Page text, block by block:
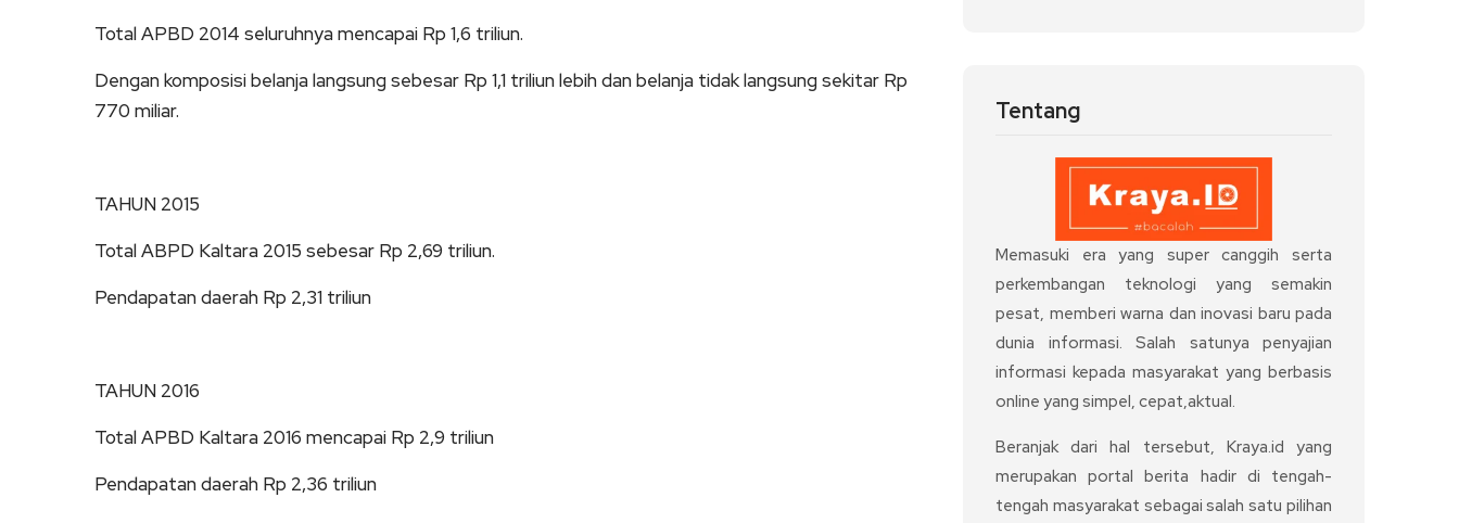
Total APBD 2014 seluruhnya mencapai Rp 1,6 triliun.
Dengan komposisi belanja langsung sebesar Rp 1,1 triliun lebih dan belanja tidak langsung sekitar Rp
770 miliar.
TAHUN 2015
Total ABPD Kaltara 2015 sebesar Rp 2,69 triliun.
Pendapatan daerah Rp 2,31 triliun
TAHUN 2016
Total APBD Kaltara 2016 mencapai Rp 2,9 triliun
Pendapatan daerah Rp 2,36 triliun
Tentang
Memasuki era yang super canggih serta
perkembangan teknologi yang semakin
pesat, memberi warna dan inovasi baru pada
dunia informasi. Salah satunya penyajian
informasi kepada masyarakat yang berbasis
online yang simpel, cepat,aktual.
Beranjak dari hal tersebut, Kraya.id yang
merupakan portal berita hadir di tengah-
tengah masyarakat sebagai salah satu pilihan